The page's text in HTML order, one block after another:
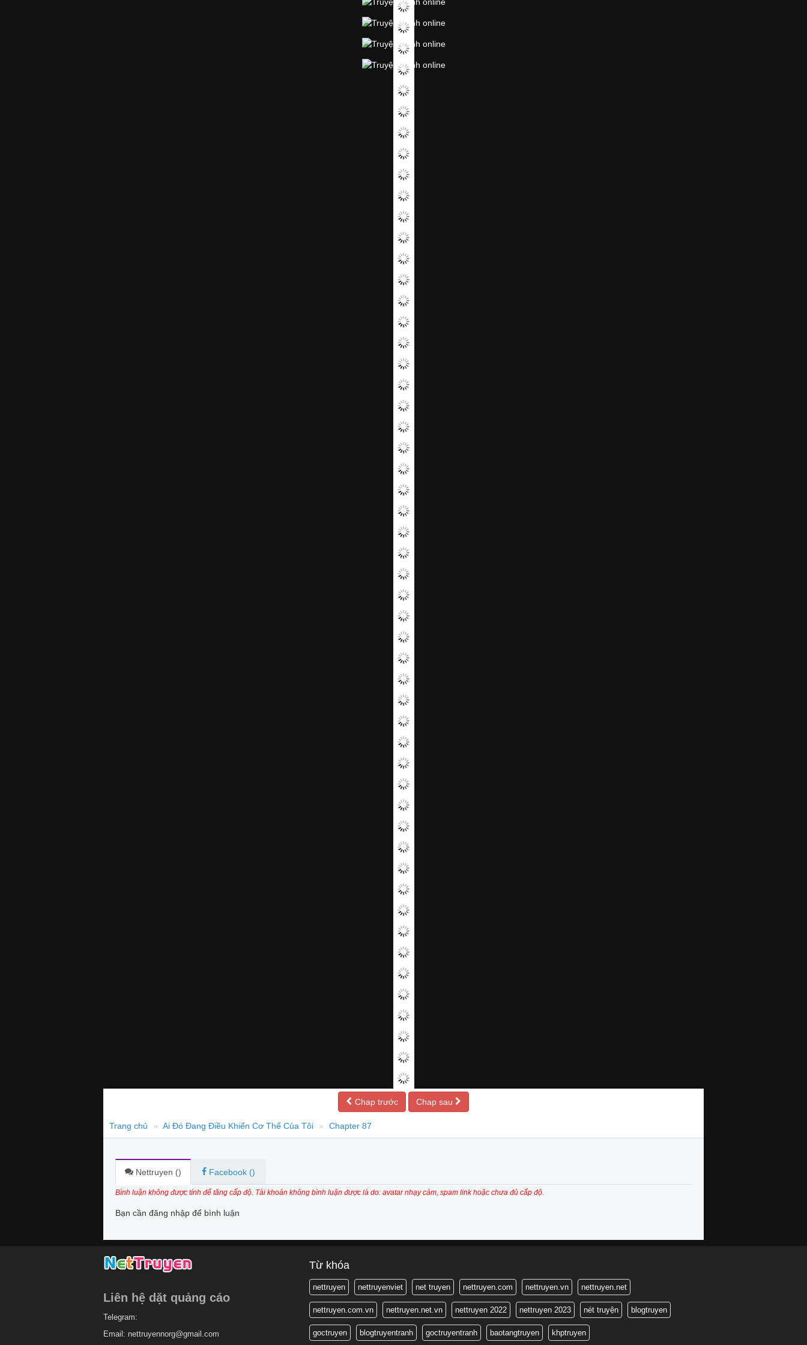
Chap trước Chap sau
Trang chủ Ai Đó Đang Điều Khiển Cơ Thể Của Tôi Chapter 87
Nettruyen () Facebook ()
Bình luận không được tính để tăng cấp độ. Tài khoản không bình luận được là do: avatar nhạy cảm, spam link hoặc chưa đủ cấp độ.
Bạn cần đăng nhập để bình luận
Liên hệ dặt quảng cáo
Telegram:
Email: nettruyennorg@gmail.com
Từ khóa
nettruyen nettruyenviet net truyen nettruyen.com nettruyen.vn nettruyen.net
nettruyen.com.vn nettruyen.net.vn nettruyen 2022 nettruyen 2023 nét truyện blogtruyen
goctruyen blogtruyentranh goctruyentranh baotangtruyen khptruyen